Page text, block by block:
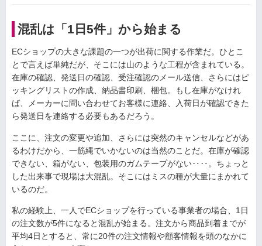
混乱は「1日5件」から始まる
ECショップの大きな課題の一つが出荷に関する作業だ。ひとこ
とで言えば単純だが、そこには山のような工程が含まれている。
在庫の確認、発送日の確認、受注確認のメール送信、さらにはピ
ッキングリストの作成、納品書印刷、梱包。もし在庫がなけれ
ば、メーカーに問い合わせてお客様に連絡、入荷日が確認できた
ら発送日を連絡する必要もあるだろう。
ここに、注文の変更や追加、さらには突然のキャンセルなどがあ
るわけだから、一筋縄でいかないのは当然のことだ。在庫が確認
できない、箱がない、包装用のガムテープがない‥‥。ちょっと
した出来事で現場は大混乱。そこにはミスの種が大量にまかれて
いるのだ。
私の経験上、一人でECショップを行っている事業者の場合、1日
の注文数が5件になると混乱が始まる。注文から商品到着までが
平均4日とすると、常に20件の注文情報や顧客情報を頭のなかに